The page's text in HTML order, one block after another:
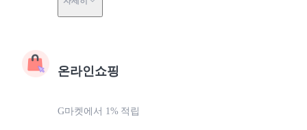
온라인쇼핑
G마켓에서 1% 적립